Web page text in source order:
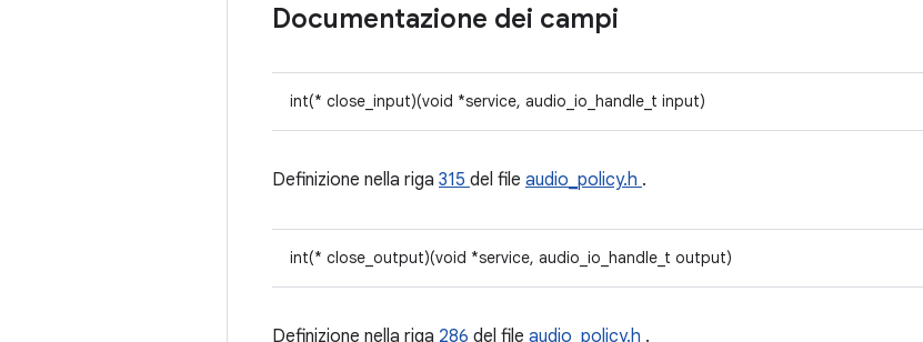
Documentazione dei campi
int(* close_input)(void *service, audio_io_handle_t input)
Definizione nella riga 315 del file audio_policy.h .
int(* close_output)(void *service, audio_io_handle_t output)
Definizione nella riga 286 del file audio_policy.h .